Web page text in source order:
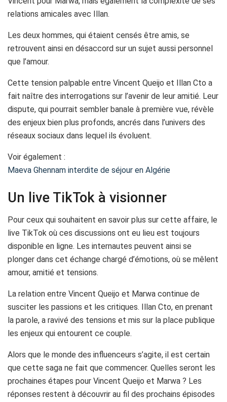
relations amicales avec Illan.
Les deux hommes, qui étaient censés être amis, se
retrouvent ainsi en désaccord sur un sujet aussi personnel
que l’amour.
Cette tension palpable entre Vincent Queijo et Illan Cto a
fait naître des interrogations sur l’avenir de leur amitié. Leur
dispute, qui pourrait sembler banale à première vue, révèle
des enjeux bien plus profonds, ancrés dans l’univers des
réseaux sociaux dans lequel ils évoluent.
Voir également :
Maeva Ghennam interdite de séjour en Algérie
Un live TikTok à visionner
Pour ceux qui souhaitent en savoir plus sur cette affaire, le
live TikTok où ces discussions ont eu lieu est toujours
disponible en ligne. Les internautes peuvent ainsi se
plonger dans cet échange chargé d’émotions, où se mêlent
amour, amitié et tensions.
La relation entre Vincent Queijo et Marwa continue de
susciter les passions et les critiques. Illan Cto, en prenant
la parole, a ravivé des tensions et mis sur la place publique
les enjeux qui entourent ce couple.
Alors que le monde des influenceurs s’agite, il est certain
que cette saga ne fait que commencer. Quelles seront les
prochaines étapes pour Vincent Queijo et Marwa ? Les
réponses restent à découvrir au fil des prochains épisodes